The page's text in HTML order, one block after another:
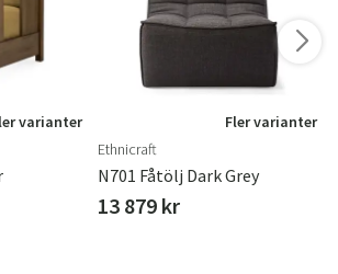
varianter
Fler varianter
Ethnicraft
N701 Fåtölj Dark Grey
13 879 kr